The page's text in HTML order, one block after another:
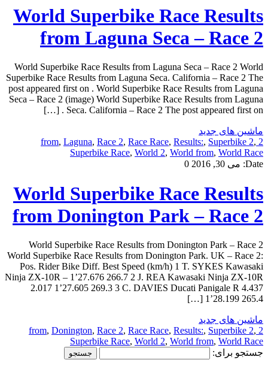
World Superbike Race Results
from Laguna Seca – Race 2
World Superbike Race Results from Laguna Seca – Race 2 World
Superbike Race Results from Laguna Seca. California – Race 2 The
post appeared first on . World Superbike Race Results from Laguna
Seca – Race 2 (image) World Superbike Race Results from Laguna
Seca. California – Race 2 The post appeared first on . […]
ماشین های جدید
2 from
, Laguna, Race 2, Race Race, Results:, Superbike 2,
Superbike Race, World 2, World from, World Race
Date: می 30, 2016 0
World Superbike Race Results
from Donington Park – Race 2
World Superbike Race Results from Donington Park – Race 2
World Superbike Race Results from Donington Park. UK – Race 2:
Pos. Rider Bike Diff. Best Speed (km/h) 1 T. SYKES Kawasaki
Ninja ZX-10R – 1’27.676 266.7 2 J. REA Kawasaki Ninja ZX-10R
2.017 1’27.605 269.3 3 C. DAVIES Ducati Panigale R 4.437
1’28.199 265.4 […]
ماشین های جدید
2 from
, Donington, Race 2, Race Race, Results:, Superbike 2,
Superbike Race, World 2, World from, World Race
جستجو برای: